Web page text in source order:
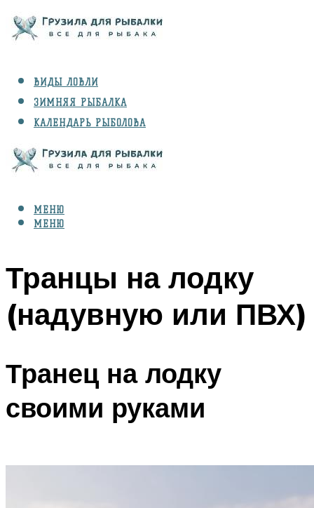
ВИДЫ ЛОВЛИ
ЗИМНЯЯ РЫБАЛКА
КАЛЕНДАРЬ РЫБОЛОВА
СНАРЯЖЕНИЕ
МЕНЮ
МЕНЮ
Транцы на лодку
(надувную или ПВХ)
Транец на лодку
своими руками